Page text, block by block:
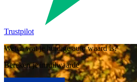
Trustpilot
Weten wat je huidige auto waard is?
Bereken je inruilwaarde